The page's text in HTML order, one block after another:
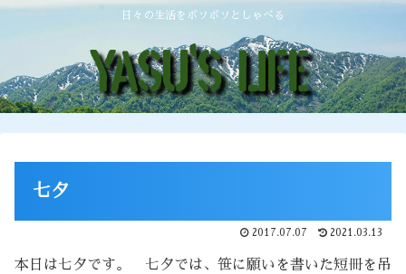
日々の生活をボソボソとしゃべる
七夕
2017.07.07 2021.03.13
本日は七夕です。 七夕では、笹に願いを書いた短冊を吊